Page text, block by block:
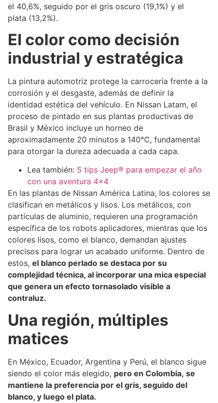
el 40,6%, seguido por el gris oscuro (19,1%) y el
plata (13,2%).
El color como decisión
industrial y estratégica
La pintura automotriz protege la carrocería frente a la
corrosión y el desgaste, además de definir la
identidad estética del vehículo. En Nissan Latam, el
proceso de pintado en sus plantas productivas de
Brasil y México incluye un horneo de
aproximadamente 20 minutos a 140°C, fundamental
para otorgar la dureza adecuada a cada capa.
Lea también: 5 tips Jeep® para empezar el año
con una aventura 4×4
En las plantas de Nissan América Latina, los colores se
clasifican en metálicos y lisos. Los metálicos, con
partículas de aluminio, requieren una programación
específica de los robots aplicadores, mientras que los
colores lisos, como el blanco, demandan ajustes
precisos para lograr un acabado uniforme. Dentro de
estos, el blanco perlado se destaca por su
complejidad técnica, al incorporar una mica especial
que genera un efecto tornasolado visible a
contraluz.
Una región, múltiples
matices
En México, Ecuador, Argentina y Perú, el blanco sigue
siendo el color más elegido, pero en Colombia, se
mantiene la preferencia por el gris, seguido del
blanco, y luego el plata.